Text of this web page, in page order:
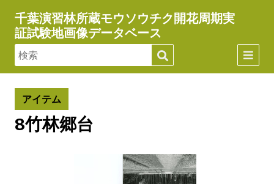
千葉演習林所蔵モウソウチク開花周期実
証試験地画像データベース
8竹林郷台
アイテム